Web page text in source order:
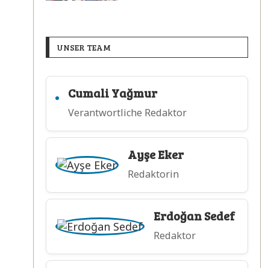
UNSER TEAM
Cumali Yağmur
Verantwortliche Redaktor
Ayşe Eker
Redaktorin
Erdoğan Sedef
Redaktor